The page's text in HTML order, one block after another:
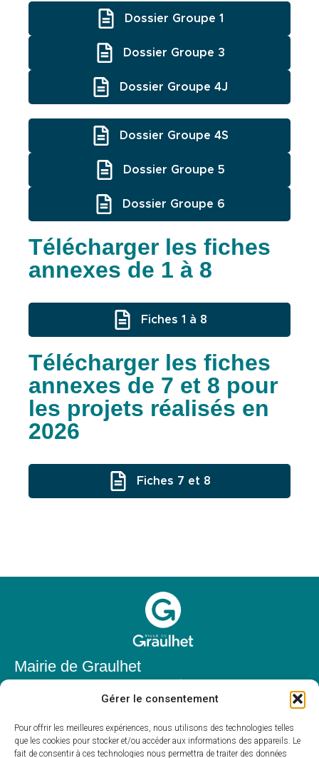
Gérer le consentement
Pour offrir les meilleures expériences, nous utilisons des technologies telles
que les cookies pour stocker et/ou accéder aux informations des appareils. Le
fait de consentir à ces technologies nous permettra de traiter des données
Dossier Groupe 1
Dossier Groupe 3
Dossier Groupe 4J
Dossier Groupe 4S
Dossier Groupe 5
Dossier Groupe 6
Télécharger les fiches
annexes de 1 à 8
Fiches 1 à 8
Télécharger les fiches
annexes de 7 et 8 pour
les projets réalisés en
2026
Fiches 7 et 8
Mairie de Graulhet
81300 Graulhet
05 63 42 85 50
mairie@mairie-graulhet.fr